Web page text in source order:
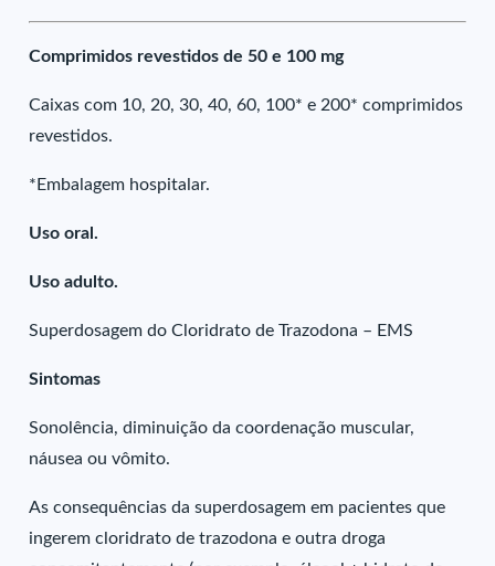
Comprimidos revestidos de 50 e 100 mg
Caixas com 10, 20, 30, 40, 60, 100* e 200* comprimidos
revestidos.
*Embalagem hospitalar.
Uso oral.
Uso adulto.
Superdosagem do Cloridrato de Trazodona – EMS
Sintomas
Sonolência, diminuição da coordenação muscular,
náusea ou vômito.
As consequências da superdosagem em pacientes que
ingerem cloridrato de trazodona e outra droga